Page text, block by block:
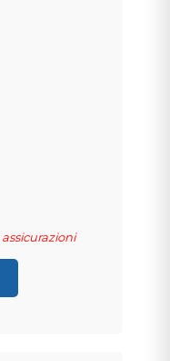
assicurazioni